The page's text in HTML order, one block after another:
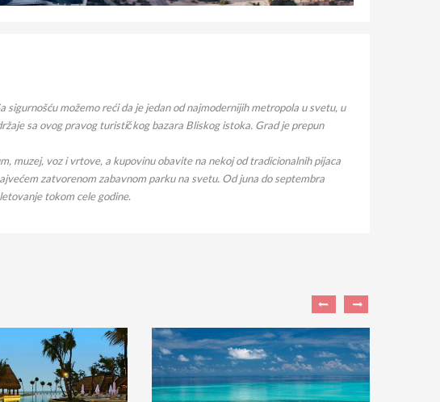
možemo reći da je jedan od najmodernijih metropola u svetu, u
sa ovog pravog turističkog bazara Bliskog istoka. Grad je prepun
muzej, voz i vrtove, a kupovinu obavite na nekoj od tradicionalnih pijaca
zatvorenom zabavnom parku na svetu. Od juna do septembra
tokom cele godine.